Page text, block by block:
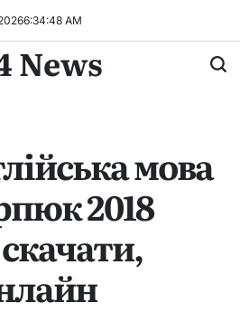
6:34:48 AM
News
мова
2018
скачати,